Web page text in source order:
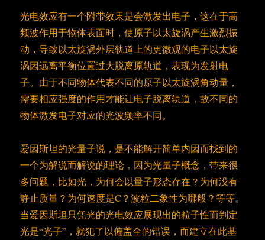
光电效应有一个附带效果是会激发出电子，这在于高
频波作用于物体表面时，使原子以太旋涡产生激烈振
动，导致以太旋涡外层轨道上的更微观的电子以太旋
涡因远离平衡位置过大脱离原轨道，表现为发射电
子。由于不同物体代表不同的原子以太旋涡角动量，
需要相应强度的作用才能让电子脱离轨道，故不同的
物体激发电子对应的光波频率不同。
爱因斯坦的光量子说，是不能解开简单内因而找到的
一个为解说而解说的理论，因为光量子概念，带来很
多问题，比如光，为何会以量子形态存在？为何没有
静止质量？为何速度是C？波粒二象性为哪般？等等。
当爱因斯坦只凭光的光电效应展现出的粒子性而判定
光是“光子”，就犯了以偏盖全的错误，而建立在此基